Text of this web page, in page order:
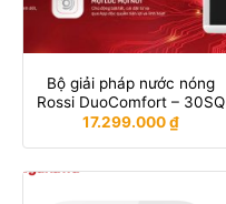
Bộ giải pháp nước nóng
Rossi DuoComfort – 30SQ
17.299.000₫